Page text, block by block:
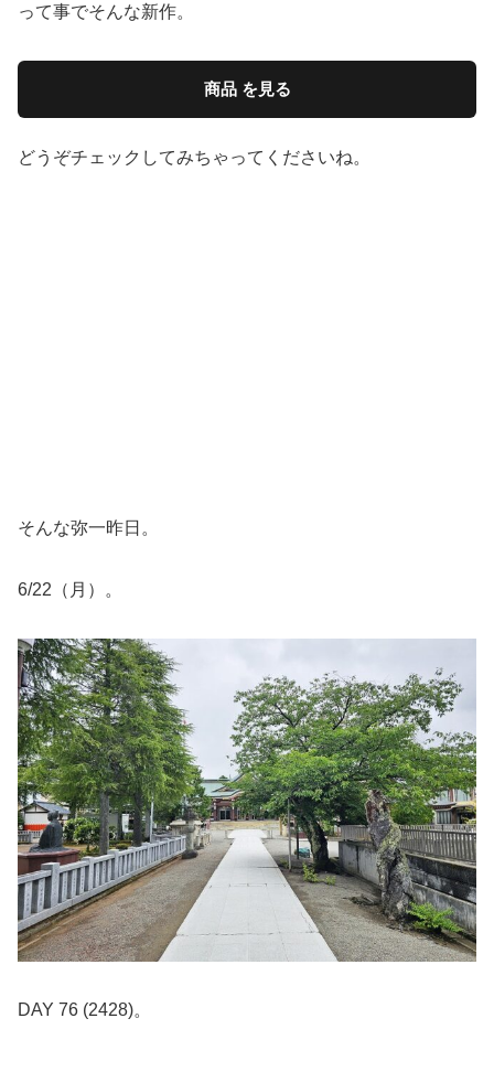
って事でそんな新作。
商品 を見る
どうぞチェックしてみちゃってくださいね。
そんな弥一昨日。
6/22（月）。
DAY 76 (2428)。